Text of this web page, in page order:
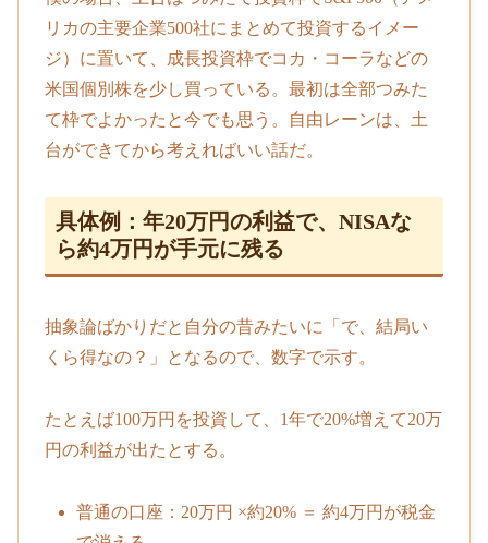
リカの主要企業500社にまとめて投資するイメー
ジ）に置いて、成長投資枠でコカ・コーラなどの
米国個別株を少し買っている。最初は全部つみた
て枠でよかったと今でも思う。自由レーンは、土
台ができてから考えればいい話だ。
具体例：年20万円の利益で、NISAな
ら約4万円が手元に残る
抽象論ばかりだと自分の昔みたいに「で、結局い
くら得なの？」となるので、数字で示す。
たとえば100万円を投資して、1年で20%増えて20万
円の利益が出たとする。
普通の口座：20万円 ×約20% ＝ 約4万円が税金